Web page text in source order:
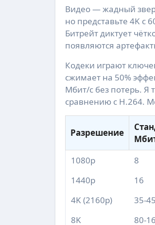
Видео — жадный
но представьте 4K с
Битрейт диктует
появляются
Кодеки играют
сжимает на 50%
Мбит/с без потерь. Я
сравнению с H.264.
Разрешение
1080p
8
1440p
16
4K (2160p)
35-45
8K
80-